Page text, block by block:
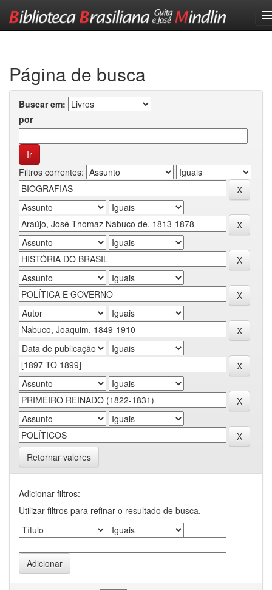
Página de busca
Buscar em:
por
Filtros correntes:
Retornar valores
Adicionar filtros:
Utilizar filtros para refinar o resultado de busca.